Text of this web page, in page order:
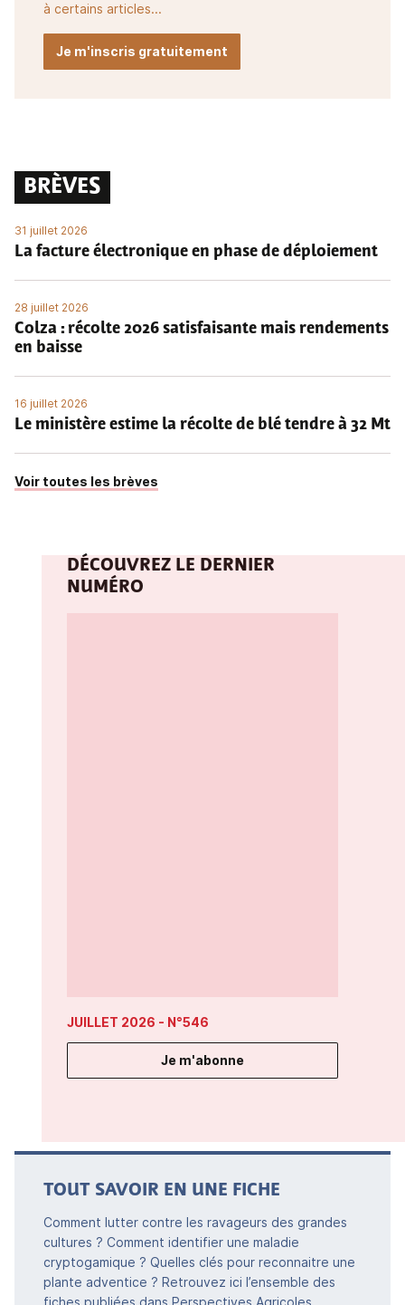
à certains articles...
Je m'inscris gratuitement
BRÈVES
31 juillet 2026
La facture électronique en phase de déploiement
28 juillet 2026
Colza : récolte 2026 satisfaisante mais rendements
en baisse
16 juillet 2026
Le ministère estime la récolte de blé tendre à 32 Mt
Voir toutes les brèves
DÉCOUVREZ LE DERNIER
NUMÉRO
JUILLET 2026 - N°546
Je m'abonne
TOUT SAVOIR EN UNE FICHE
Comment lutter contre les ravageurs des grandes
cultures ? Comment identifier une maladie
cryptogamique ? Quelles clés pour reconnaitre une
plante adventice ? Retrouvez ici l’ensemble des
fiches publiées dans Perspectives Agricoles.